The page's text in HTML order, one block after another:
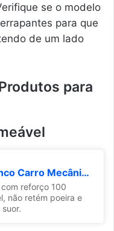
se o modelo
para que
de um lado
para
Capa Protetora Banco Carro Mecânico Corino Impermeável
reforço 100
não retém poeira e